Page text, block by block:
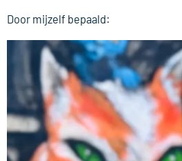
Door mijzelf bepaald: